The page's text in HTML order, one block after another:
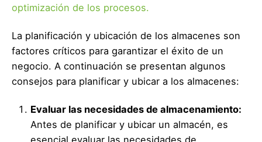
optimización de los procesos.
La planificación y ubicación de los almacenes son
factores críticos para garantizar el éxito de un
negocio. A continuación se presentan algunos
consejos para planificar y ubicar a los almacenes:
Evaluar las necesidades de almacenamiento:
Antes de planificar y ubicar un almacén, es